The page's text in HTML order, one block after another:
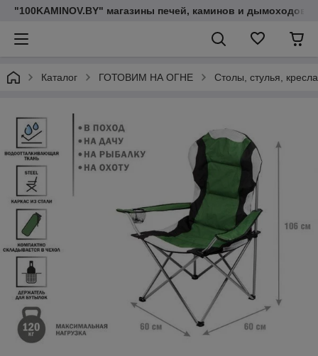
"100KAMINOV.BY" магазины печей, каминов и дымоходов
Каталог ГОТОВИМ НА ОГНЕ Столы, стулья,